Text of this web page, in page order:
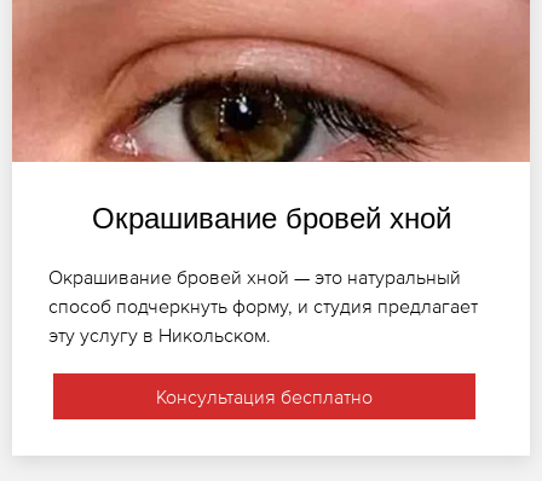
Окрашивание бровей хной
Окрашивание бровей хной — это натуральный
способ подчеркнуть форму, и студия предлагает
эту услугу в Никольском.
Консультация бесплатно